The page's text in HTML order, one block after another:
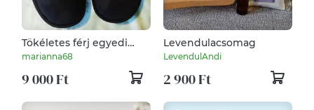
Tökéletes férj egyedi
hímzett szobapapucs
marianna68
9 000 Ft
Levendulacsomag
LevendulAndi
2 900 Ft